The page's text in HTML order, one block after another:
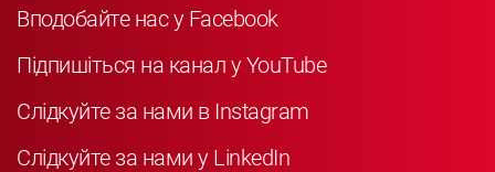
Вподобайте нас у Facebook
Підпишіться на канал у YouTube
Слідкуйте за нами в Instagram
Слідкуйте за нами у LinkedIn